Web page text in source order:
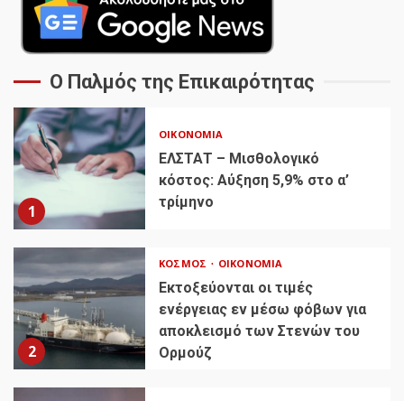
Ο Παλμός της Επικαιρότητας
1
ΟΙΚΟΝΟΜΊΑ
ΕΛΣΤΑΤ – Μισθολογικό
κόστος: Αύξηση 5,9% στο α’
τρίμηνο
2
ΚΌΣΜΟΣ ΟΙΚΟΝΟΜΊΑ
Εκτοξεύονται οι τιμές
ενέργειας εν μέσω φόβων για
αποκλεισμό των Στενών του
Ορμούζ